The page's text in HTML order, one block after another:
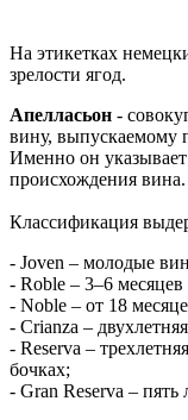
На этикетках
зрелости ягод.
Апелласьон -
вину, выпускаемому
Именно он
происхождения вина.
Классификация
- Joven – молодые
- Roble – 3–6 месяцев
- Noble – от 18
- Crianza –
- Reserva –
бочках;
- Gran Reserva –